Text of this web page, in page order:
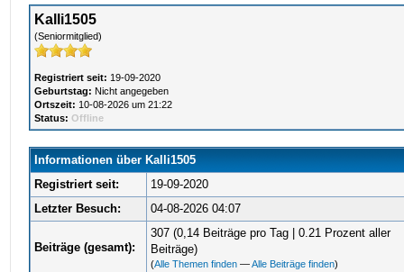
Kalli1505
(Seniormitglied)
Registriert seit: 19-09-2020
Geburtstag: Nicht angegeben
Ortszeit: 10-08-2026 um 21:22
Status: Offline
Informationen über Kalli1505
Registriert seit:
19-09-2020
Letzter Besuch:
04-08-2026 04:07
Beiträge (gesamt):
307 (0,14 Beiträge pro Tag | 0.21 Prozent aller
Beiträge)
(Alle Themen finden —Alle Beiträge finden)